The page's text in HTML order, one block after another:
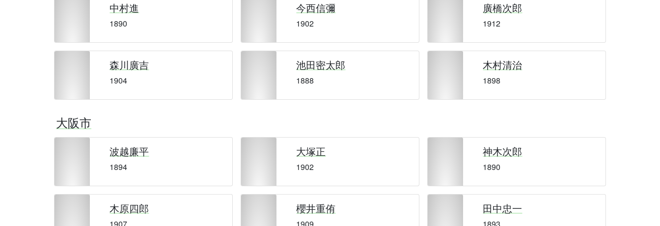
中村進
1890
今西信彌
1902
廣橋次郎
1912
森川廣吉
1904
池田密太郎
1888
木村清治
1898
大阪市
波越廉平
1894
大塚正
1902
神木次郎
1890
木原四郎 櫻井重侑 田中忠一